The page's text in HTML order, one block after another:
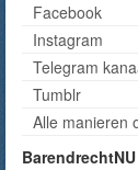
Facebook
Instagram
Telegram
Tumblr
Alle manieren